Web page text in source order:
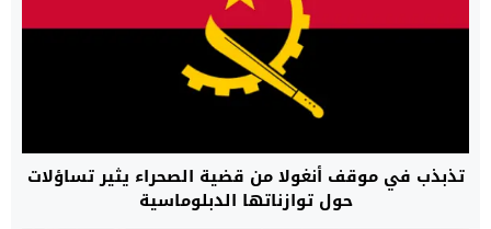
تذبذب في موقف أنغولا من قضية الصحراء يثير تساؤلات
حول توازناتها الدبلوماسية